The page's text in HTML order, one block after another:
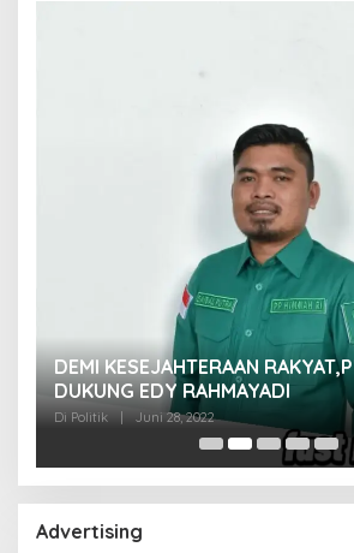
DEMI KESEJAHTERAAN
DUKUNG EDY RAHMAYADI
Di Politik Juni 28, 2022
Advertising